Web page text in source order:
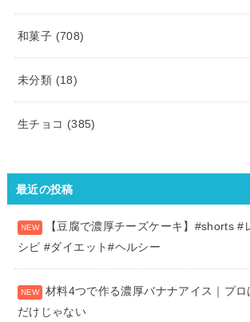
和菓子 (708)
未分類 (18)
生チョコ (385)
最近の投稿
【豆腐で濃厚チーズケーキ】#shorts #
シピ #ダイエット#ヘルシー
材料4つで作る濃厚バナナアイス｜プロ
だけじゃない